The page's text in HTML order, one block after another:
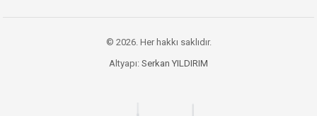
© 2026. Her hakkı saklıdır.
Altyapı: Serkan YILDIRIM